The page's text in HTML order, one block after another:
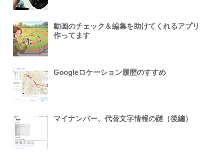
動画のチェック＆編集を助けてくれるアプリ
作ってます
Googleロケーション履歴のすすめ
マイナンバー、代替文字情報の謎（後編）